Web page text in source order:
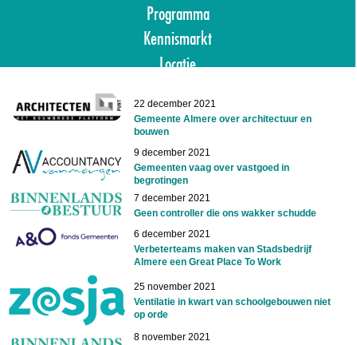
Programma
Kennismarkt
Locatie
22 december 2021
Gemeente Almere over architectuur en
bouwen
9 december 2021
Gemeenten vaag over vastgoed in
begrotingen
7 december 2021
Geen controller die ons wakker schudde
6 december 2021
Verbeterteams maken van Stadsbedrijf
Almere een Great Place To Work
25 november 2021
Ventilatie in kwart van schoolgebouwen niet
op orde
8 november 2021